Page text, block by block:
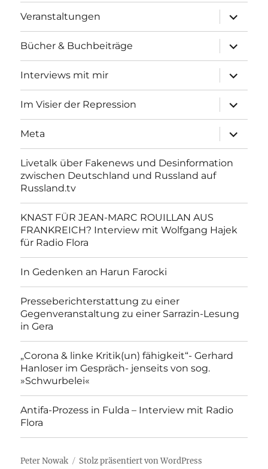
Veranstaltungen
anzeigen
Bücher & Buchbeiträge
anzeigen
Interviews mit mir
anzeigen
Im Visier der Repression
anzeigen
Meta
anzeigen
Livetalk über Fakenews und Desinformation
zwischen Deutschland und Russland auf
Russland.tv
KNAST FÜR JEAN-MARC ROUILLAN AUS
FRANKREICH? Interview mit Wolfgang Hajek
für Radio Flora
In Gedenken an Harun Farocki
Presseberichterstattung zu einer
Gegenveranstaltung zu einer Sarrazin-Lesung
in Gera
„Corona & linke Kritik(un) fähigkeit“- Gerhard
Hanloser im Gespräch- jenseits von sog.
»Schwurbelei«
Antifa-Prozess in Fulda – Interview mit Radio
Flora
Peter Nowak Stolz präsentiert von WordPress